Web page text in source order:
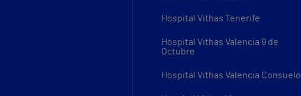
Hospital Vithas Tenerife
Hospital Vithas Valencia 9 de
Octubre
Hospital Vithas Valencia Consuelo